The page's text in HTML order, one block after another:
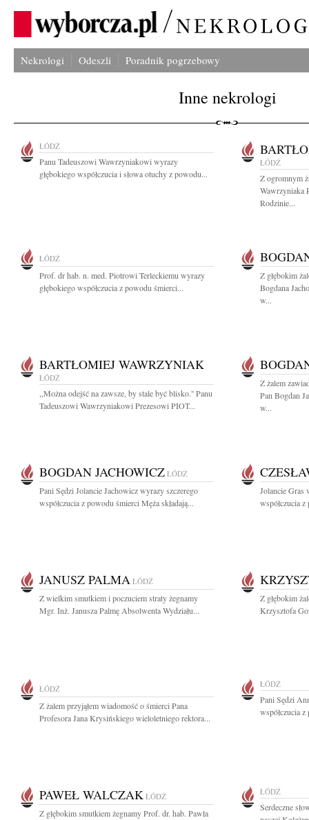
Nekrologi Odeszli Poradnik pogrzebowy
Inne nekrologi
ŁÓDŹ
Panu Tadeuszowi Wawrzyniakowi wyrazy
głębokiego współczucia i słowa otuchy z powodu...
ŁÓDŹ
Z ogromnym
Wawrzyniaka
Rodzinie...
ŁÓDŹ
Prof. dr hab. n. med. Piotrowi Terleckiemu wyrazy
głębokiego współczucia z powodu śmierci...
Z głębokim
Bogdana
w...
BARTŁOMIEJ WAWRZYNIAK
ŁÓDŹ
,,Można odejść na zawsze, by stale być blisko.'' Panu
Tadeuszowi Wawrzyniakowi Prezesowi PIOT...
Z żalem
Pan Bogdan
w...
BOGDAN JACHOWICZ ŁÓDŹ
Pani Sędzi Jolancie Jachowicz wyrazy szczerego
współczucia z powodu śmierci Męża składają...
Jolancie Gras
współczucia
JANUSZ PALMA ŁÓDŹ
Z wielkim smutkiem i poczuciem straty żegnamy
Mgr. Inż. Janusza Palmę Absolwenta Wydziału...
Z głębokim
Krzysztofa
ŁÓDŹ
Z żalem przyjąłem wiadomość o śmierci Pana
Profesora Jana Krysińskiego wieloletniego rektora...
ŁÓDŹ
Pani Sędzi
współczucia
PAWEŁ WALCZAK ŁÓDŹ
Z głębokim smutkiem żegnamy Prof. dr. hab. Pawła
ŁÓDŹ
Serdeczne